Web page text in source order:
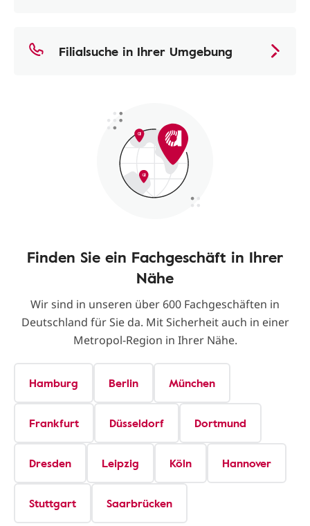
Filialsuche in Ihrer Umgebung
Finden Sie ein Fachgeschäft in Ihrer
Nähe
Wir sind in unseren über 600 Fachgeschäften in
Deutschland für Sie da. Mit Sicherheit auch in einer
Metropol-Region in Ihrer Nähe.
Hamburg Berlin München
Frankfurt Düsseldorf Dortmund
Dresden Leipzig Köln Hannover
Stuttgart Saarbrücken